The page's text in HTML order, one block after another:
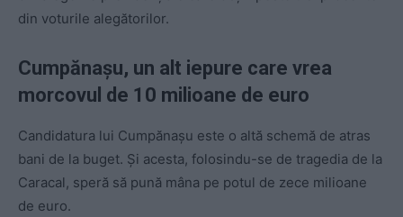
din voturile alegătorilor.
Cumpănașu, un alt iepure care vrea
morcovul de 10 milioane de euro
Candidatura lui Cumpănașu este o altă schemă de atras
bani de la buget. Și acesta, folosindu-se de tragedia de la
Caracal, speră să pună mâna pe potul de zece milioane
de euro.